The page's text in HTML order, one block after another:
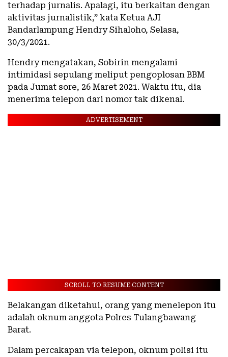
terhadap jurnalis. Apalagi, itu berkaitan dengan
aktivitas jurnalistik,” kata Ketua AJI
Bandarlampung Hendry Sihaloho, Selasa,
30/3/2021.
Hendry mengatakan, Sobirin mengalami
intimidasi sepulang meliput pengoplosan BBM
pada Jumat sore, 26 Maret 2021. Waktu itu, dia
menerima telepon dari nomor tak dikenal.
ADVERTISEMENT
SCROLL TO RESUME CONTENT
Belakangan diketahui, orang yang menelepon itu
adalah oknum anggota Polres Tulangbawang
Barat.
Dalam percakapan via telepon, oknum polisi itu